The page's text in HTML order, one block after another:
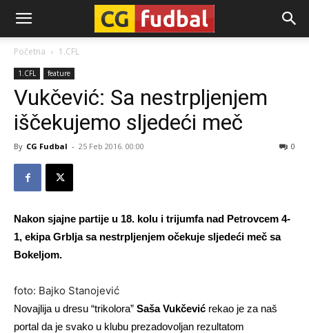
CG-
Fudbal
Početna 1.CFL
1.CFL feature
Vukčević: Sa nestrpljenjem
iščekujemo sljedeći meč
By CG Fudbal - 25 Feb 2016. 00:00 0
Nakon sjajne partije u 18. kolu i trijumfa nad Petrovcem 4-
1, ekipa Grblja sa nestrpljenjem očekuje sljedeći meč sa
Bokeljom.
foto: Bajko Stanojević
Novajlija u dresu “trikolora” Saša Vukčević rekao je za naš
portal da je svako u klubu prezadovoljan rezultatom